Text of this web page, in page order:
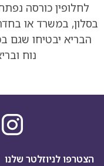
לחלופין כורסה
בסלון, במשרד או
הבריא יבטיחו שגם
נוח
הצטרפו לניוזלטר שלנו